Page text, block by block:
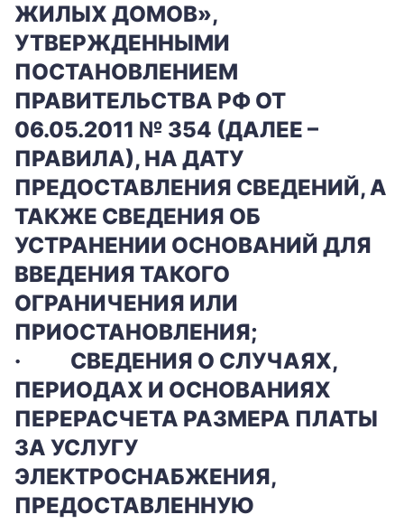
+7-800-700-24-57
Заказать обратный звонок
Корпоративным клиентам
ЖИЛЫХ ДОМОВ»,
УТВЕРЖДЕННЫМИ
ПОСТАНОВЛЕНИЕМ
ПРАВИТЕЛЬСТВА РФ ОТ
06.05.2011 № 354 (ДАЛЕЕ –
ПРАВИЛА), НА ДАТУ
ПРЕДОСТАВЛЕНИЯ СВЕДЕНИЙ, А
ТАКЖЕ СВЕДЕНИЯ ОБ
УСТРАНЕНИИ ОСНОВАНИЙ ДЛЯ
ВВЕДЕНИЯ ТАКОГО
ОГРАНИЧЕНИЯ ИЛИ
ПРИОСТАНОВЛЕНИЯ;
·
СВЕДЕНИЯ О СЛУЧАЯХ,
ПЕРИОДАХ И ОСНОВАНИЯХ
ПЕРЕРАСЧЕТА РАЗМЕРА ПЛАТЫ
ЗА УСЛУГУ
ЭЛЕКТРОСНАБЖЕНИЯ,
ПРЕДОСТАВЛЕННУЮ